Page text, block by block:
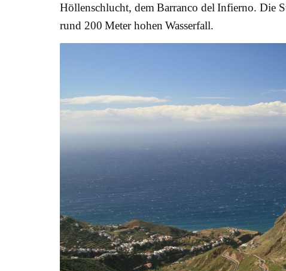
Höllenschlucht, dem Barranco del Infierno. Die
rund 200 Meter hohen Wasserfall.